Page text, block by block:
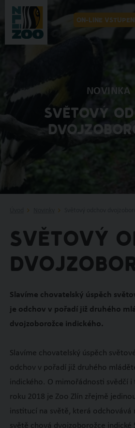
ON-LINE
NOVINKA
SVĚTOVÝ
Světový
Slavíme chovatelský úspěch
je odchov v pořadí již druhého
dvojzoborožce indického.
Slavíme chovatelský úspěch
odchov v pořadí již druhého
indického. O mimořádnosti svědčí i
roku 2018 je Zoo Zlín zřejmě
institucí na světě, která
světě chová dvojzoborožce indické